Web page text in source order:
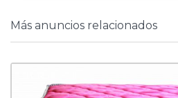
Más anuncios relacionados